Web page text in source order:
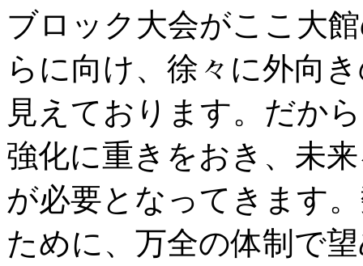
ブロック大会がここ大
らに向け、徐々に外向
見えております。だか
強化に重きをおき、未
が必要となってきます
ために、万全の体制で